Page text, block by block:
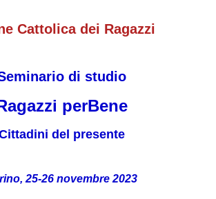
Cattolica dei Ragazzi
di studio
perBene
del presente
25-26 novembre 2023